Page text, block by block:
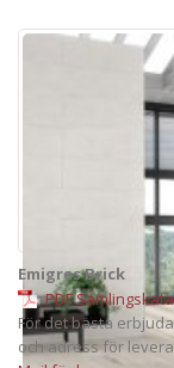
Emigres Brick
PDF
För det bästa
och adress för